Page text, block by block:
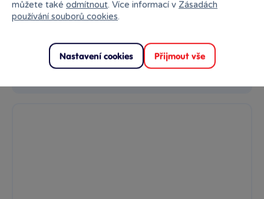
Keramický hrnek v objemu 315 ml. Hrnek je možné použít do...
Sklademonline Klub:
Do košíku
můžete také odmítnout. Více informací v Zásadách
používání souborů cookies.
Nastavení cookies Přijmout vše